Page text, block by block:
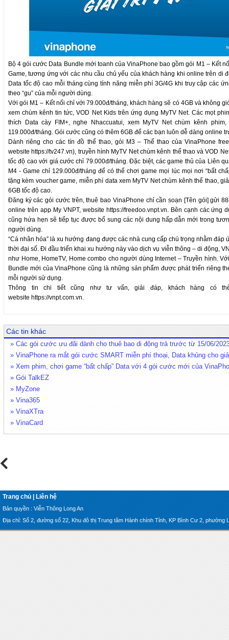
Bộ 4 gói cước Data Bundle mới toanh của VinaPhone bao gồm gói M1 – Kết
Game, tương ứng với các nhu cầu chủ yếu của khách hàng khi online trên di
Data tốc độ cao mỗi tháng cùng tính năng miễn phí 3G/4G khi truy cập các
theo “gu” của mỗi người dùng.
Với gói M1 – Kết nối chỉ với 79.000đ/tháng, khách hàng sẽ có 4GB và không
xem chùm kênh tin tức, VOD Net Kids trên ứng dụng MyTV Net. Các mọt
thích Data cày FIM+, nghe Nhaccuatui, xem MyTV Net chùm kênh
119.000đ/tháng. Gói cước cũng có thêm 6GB để các bạn luôn dễ dàng online
Dành riêng cho các tín đồ thể thao, gói M3 – Thể thao của VinaPhone
website https://tv247.vn), truyền hình MyTV Net chùm kênh thể thao và VOD
tốc độ cao với giá cước chỉ 79.000đ/tháng. Đặc biệt, các game thủ của Liên
M4 - Game chỉ 129.000đ/tháng để có thể chơi game mọi lúc mọi nơi “bất
tặng kèm voucher game, miễn phí data xem MyTV Net chùm kênh thể thao,
6GB tốc độ cao.
Đăng ký các gói cước trên, thuê bao VinaPhone chỉ cần soạn [Tên gói] gửi
online trên app My VNPT, website https://freedoo.vnpt.vn. Bên cạnh các ứng
cũng hứa hẹn sẽ tiếp tục được bổ sung các nội dung hấp dẫn mới trong
người dùng.
“Cá nhân hóa” là xu hướng đang được các nhà cung cấp chú trọng nhằm đáp
thời đại số. Đi đầu triển khai xu hướng này vào dịch vụ viễn thông – di động,
như Home, HomeTV, Home combo cho người dùng Internet – Truyền hình.
Bundle mới của VinaPhone cũng là những sản phẩm được phát triển riêng
mỗi người sử dụng.
Thông tin chi tiết cũng như tư vấn, giải đáp, khách hàng có
website https://vnpt.com.vn.
Các tin khác
» Các gói cước ưu đãi dành cho thuê bao di động trả trước từ 15/06/
» VinaPhone ra mắt gói cước SMART miễn phí thoại, Data khủng cho
» Xem phim, chơi game “bất chấp” Data với 4 gói cước mới của
» Gói TalkEZ
» MyZone
» Vina365
» VinaXTra
» VinaCard
Trang chủ Liên hệ
Bản quyền : Viễn Thông Long An
Địa chỉ: Số 2, đường số 22, Khu đô thị Trung tâm Hành chính Tỉnh, KP Bình Cư 2,